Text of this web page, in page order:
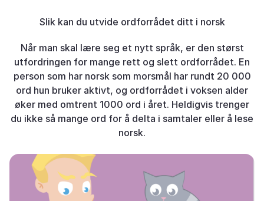
Slik kan du utvide ordforrådet ditt i norsk
Når man skal lære seg et nytt språk, er den størst
utfordringen for mange rett og slett ordforrådet. En
person som har norsk som morsmål har rundt 20 000
ord hun bruker aktivt, og ordforrådet i voksen alder
øker med omtrent 1000 ord i året. Heldigvis trenger
du ikke så mange ord for å delta i samtaler eller å lese
norsk.